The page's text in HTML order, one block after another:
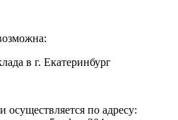
в г. Екатеринбург
по адресу: